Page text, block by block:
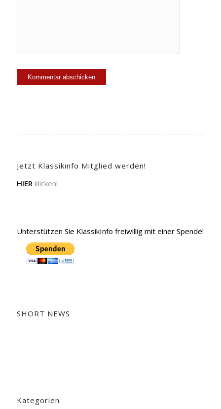
Jetzt Klassikinfo Mitglied werden!
HIERklicken!
Unterstützen Sie KlassikInfo freiwillig mit einer Spende!
SHORT NEWS
Kategorien